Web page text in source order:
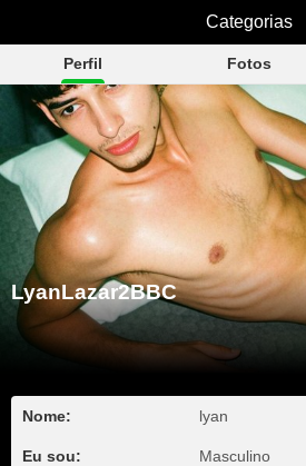
LyanLazar2BBC
Perfil Fotos
LyanLazar2BBC
Nome: lyan
Eu sou: Masculino
Categorias